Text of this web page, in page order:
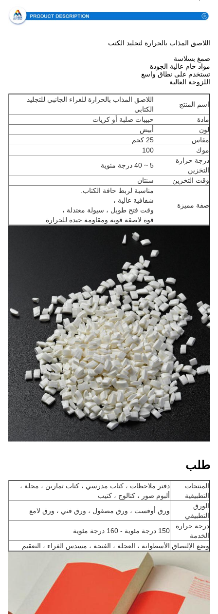
اللاصق المذاب بالحرارة لتجليد الكتب
صمغ بسلاسة
مواد خام عالية الجودة
تستخدم على نطاق واسع
اللزوجة العالية
اسم المنتج
اللاصق المذاب بالحرارة للغراء الجانبي للتجليد
الكتابي
مادة
حبيبات صلبة أو كريات
لون
أبيض
مقاس
25 كجم
موك
100
درجة حرارة
التخزين
5 ~ 40 درجة مئوية
وقت التخزين
سنتان
صفة مميزة
مناسبة لربط حافة الكتاب.
شفافية عالية ،
وقت فتح طويل ، سيولة معتدلة ،
قوة لاصقة قوية ومقاومة جيدة للحرارة
طلب
المنتجات
التطبيقية
دفتر ملاحظات ، كتاب مدرسي ، كتاب تمارين ، مجلة ،
ألبوم صور ، كتالوج ، كتيب
الورق
التطبيقي
ورق أوفست ، ورق مصقول ، ورق فني ، ورق لامع
درجة حرارة
الخدمة
150 درجة مئوية - 160 درجة مئوية
وضع الإلتصاق الأسطوانة ، العجلة ، الفتحة ، مسدس الغراء ، التعقيم